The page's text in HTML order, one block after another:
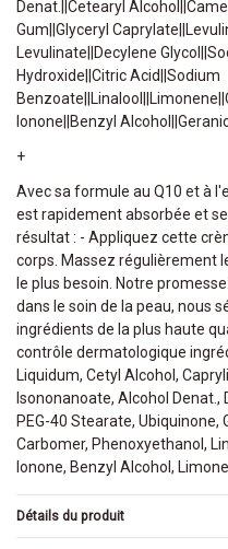
Denat.||Cetearyl
Gum||Glyceryl
Levulinate||Decylene
Hydroxide||Citric Acid||Sodium
Ionone||Benzyl
+
Avec sa formule au Q10 et à
est rapidement absorbée et
résultat : - Appliquez cette
corps. Massez régulièrement
le plus besoin. Notre
dans le soin de la peau, nous
ingrédients de la plus haute
contrôle dermatologique
Liquidum, Cetyl Alcohol,
Isononanoate, Alcohol
PEG-40 Stearate, Ubiquinone,
Carbomer, Phenoxyethanol,
Ionone, Benzyl Alcohol,
Détails du produit